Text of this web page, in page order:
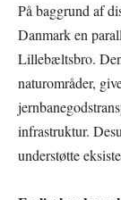
På baggrund af
Danmark en
Lillebæltsbro.
naturområder,
infrastruktur.
understøtte